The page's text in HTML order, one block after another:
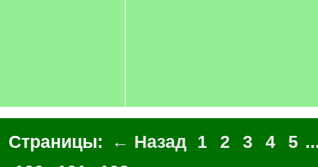
Страницы: ← Назад 1 2 3 4 5